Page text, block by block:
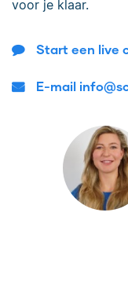
voor je klaar.
Start een live
E-mail